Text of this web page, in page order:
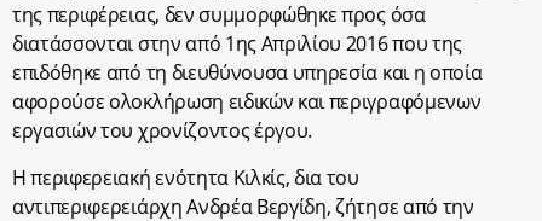
της περιφέρειας, δεν συμμορφώθηκε προς όσα
διατάσσονται στην από 1ης Απριλίου 2016 που της
επιδόθηκε από τη διευθύνουσα υπηρεσία και η οποία
αφορούσε ολοκλήρωση ειδικών και περιγραφόμενων
εργασιών του χρονίζοντος έργου.
Η περιφερειακή ενότητα Κιλκίς, δια του
αντιπεριφερειάρχη Ανδρέα Βεργίδη, ζήτησε από την